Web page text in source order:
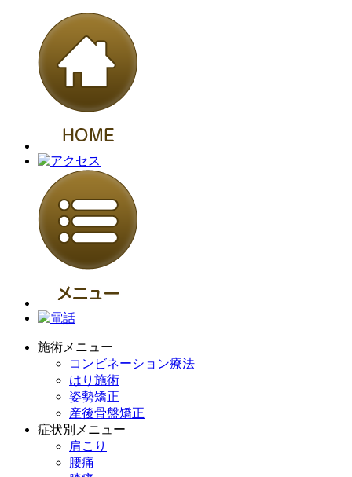
施術メニュー
コンビネーション療法
はり施術
姿勢矯正
産後骨盤矯正
症状別メニュー
肩こり
腰痛